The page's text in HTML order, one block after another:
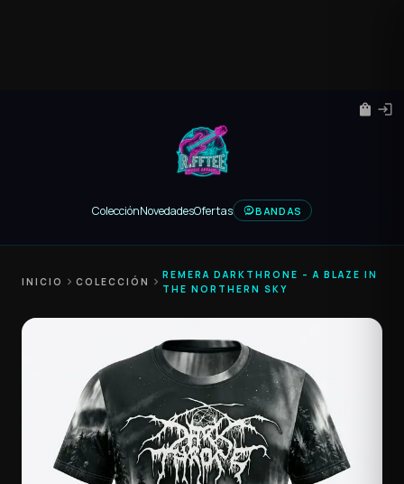
ColecciónNovedadesOfertas BANDAS
shopping_bag login
INICIO chevron_right COLECCIÓN chevron_right
REMERA DARKTHRONE – A BLAZE IN
THE NORTHERN SKY